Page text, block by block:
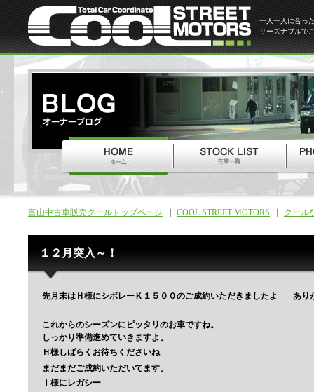
一人一人に合っ
リーズナブルで
富山中古車販売クールトップページ COOL STREET MOTORS クール
１２月突入～！
先月末はＨ様にシボレーＫ１５００のご成約いただきましたよ あり
これからのシーズンにピッタリのお車ですね。
しっかり準備進めていきますよ。
Ｈ様しばらくお待ちくださいね
まだまだご成約いただいてます。
Ｉ様にレガシー